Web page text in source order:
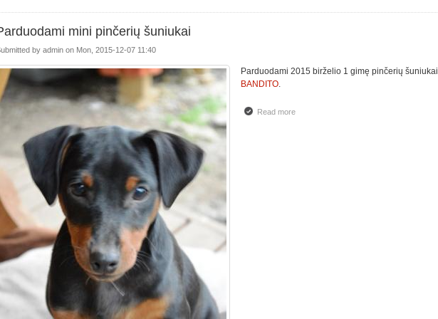
mini pinčerių šuniukai
by admin on Mon, 2015-12-07 11:40
Parduodami 2015 birželio 1 gimę pinčerių šuniukai
BANDITO.
Read moreabout Parduodami mini pinčerių šuniukai